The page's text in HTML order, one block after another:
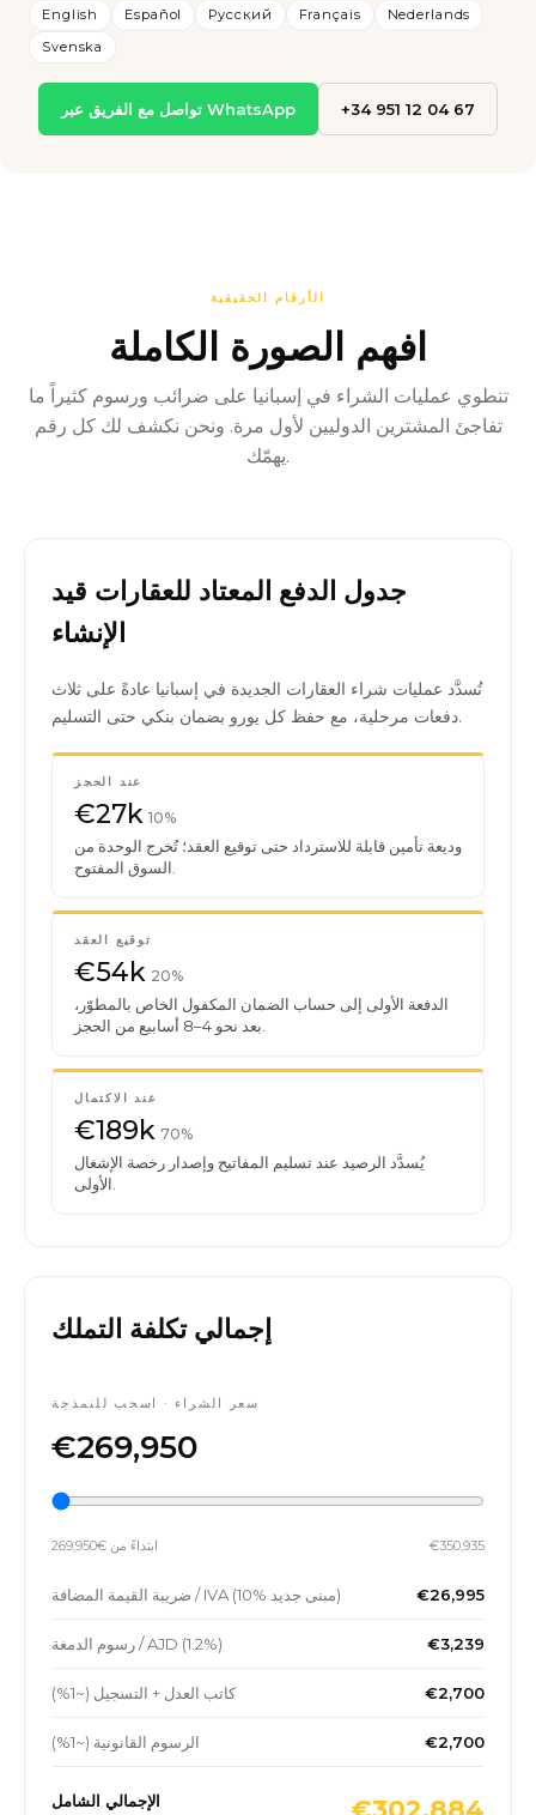
English Español Русский Français
Nederlands
Svenska
تواصل مع الفريق عبر WhatsApp +34 951 12 04 67
الأرقام الحقيقية
افهم الصورة الكاملة
تنطوي عمليات الشراء في إسبانيا على ضرائب ورسوم كثيراً ما
تفاجئ المشترين الدوليين لأول مرة. ونحن نكشف لك كل رقم
يهمّك.
جدول الدفع المعتاد للعقارات قيد
الإنشاء
تُسدَّد عمليات شراء العقارات الجديدة في إسبانيا عادةً على ثلاث
دفعات مرحلية، مع حفظ كل يورو بضمان بنكي حتى التسليم.
عند الحجز
€27k 10%
وديعة تأمين قابلة للاسترداد حتى توقيع العقد؛ تُخرج الوحدة من
توقيع العقد
€54k 20%
الدفعة الأولى إلى حساب الضمان المكفول الخاص بالمطوّر،
عند الاكتمال
€189k 70%
يُسدَّد الرصيد عند تسليم المفاتيح وإصدار رخصة الإشغال
إجمالي تكلفة التملك
سعر الشراء · اسحب للنمذجة
€269,950
ابتداءً من €269,950 €350,935
ضريبة القيمة المضافة / IVA (10% مبنى جديد) €26,995
رسوم الدمغة / AJD (1.2%) €3,239
كاتب العدل + التسجيل (~1%) €2,700
الرسوم القانونية (~1%) €2,700
الإجمالي الشامل